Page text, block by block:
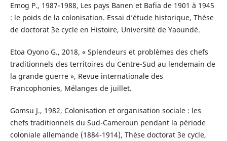
Emog P., 1987-1988, Les pays Banen et Bafia de 1901 à 1945
: le poids de la colonisation. Essai d’étude historique, Thèse
de doctorat 3e cycle en Histoire, Université de Yaoundé.
Etoa Oyono G., 2018, « Splendeurs et problèmes des chefs
traditionnels des territoires du Centre-Sud au lendemain de
la grande guerre », Revue internationale des
Francophonies, Mélanges de juillet.
Gomsu J., 1982, Colonisation et organisation sociale : les
chefs traditionnels du Sud-Cameroun pendant la période
coloniale allemande (1884-1914), Thèse doctorat 3e cycle,